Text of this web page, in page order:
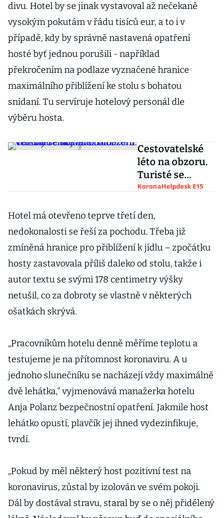
divu. Hotel by se jinak vystavoval až nečekaně
vysokým pokutám v řádu tisíců eur, a to i v
případě, kdy by správně nastavená opatření
hosté byť jednou porušili - například
překročením na podlaze vyznačené hranice
maximálního přiblížení ke stolu s bohatou
snídaní. Tu servíruje hotelový personál dle
výběru hosta.
Cestovatelské
léto na obzoru.
Turisté se
dostanou do
bez omezení
KoronaHelpdesk E15
Hotel má otevřeno teprve třetí den,
nedokonalosti se řeší za pochodu. Třeba již
zmíněná hranice pro přiblížení k jídlu – zpočátku
hosty zastavovala příliš daleko od stolu, takže i
autor textu se svými 178 centimetry výšky
netušil, co za dobroty se vlastně v některých
ošatkách skrývá.
„Pracovníkům hotelu denně měříme teplotu a
testujeme je na přítomnost koronaviru. A u
jednoho slunečníku se nacházejí vždy maximálně
dvě lehátka,“ vyjmenovává manažerka hotelu
Anja Polanz bezpečnostní opatření. Jakmile host
lehátko opustí, plavčík jej ihned vydezinfikuje,
tvrdí.
„Pokud by měl některý host pozitivní test na
koronavirus, zůstal by izolován ve svém pokoji.
Dál by dostával stravu, staral by se o něj přidělený